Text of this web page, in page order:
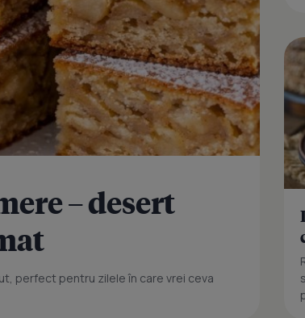
– desert
perfect pentru zilele în care vrei ceva